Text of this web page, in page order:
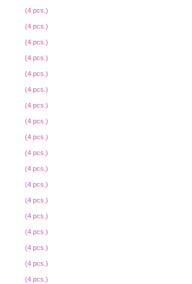
(4 pcs.)
(4 pcs.)
(4 pcs.)
(4 pcs.)
(4 pcs.)
(4 pcs.)
(4 pcs.)
(4 pcs.)
(4 pcs.)
(4 pcs.)
(4 pcs.)
(4 pcs.)
(4 pcs.)
(4 pcs.)
(4 pcs.)
(4 pcs.)
(4 pcs.)
(4 pcs.)